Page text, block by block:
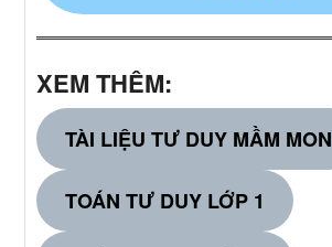
XEM THÊM:
TÀI LIỆU TƯ DUY MẦM MON
TOÁN TƯ DUY LỚP 1